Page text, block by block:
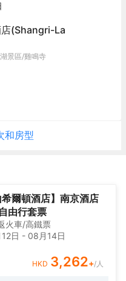
(Shangri-La
景區/雞鳴寺
和房型
希爾頓酒店】南京酒店
由行套票
火車/高鐵票
日 - 08月14日
HKD 3,262+/人